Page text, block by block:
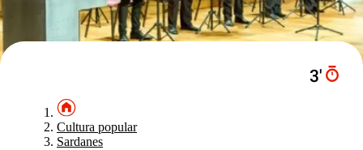
3′
Cultura popular
Sardanes